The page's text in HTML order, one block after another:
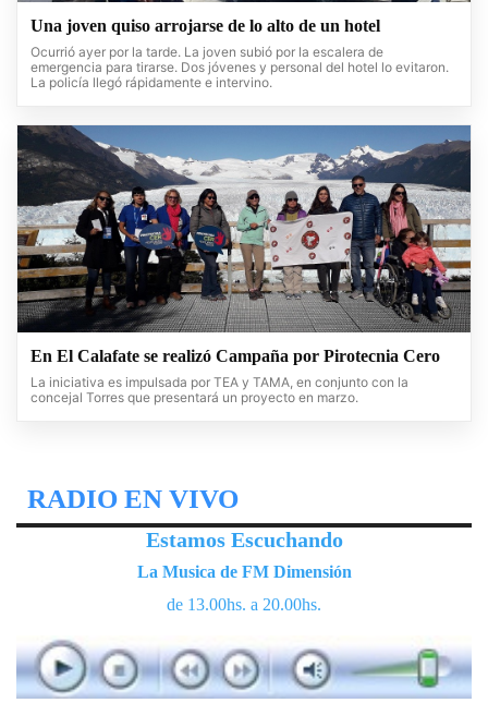
Una joven quiso arrojarse de lo alto de un hotel
Ocurrió ayer por la tarde. La joven subió por la escalera de
emergencia para tirarse. Dos jóvenes y personal del hotel lo evitaron.
La policía llegó rápidamente e intervino.
En El Calafate se realizó Campaña por Pirotecnia Cero
La iniciativa es impulsada por TEA y TAMA, en conjunto con la
concejal Torres que presentará un proyecto en marzo.
RADIO EN VIVO
Estamos Escuchando
La Musica de FM Dimensión
de 13.00hs. a 20.00hs.